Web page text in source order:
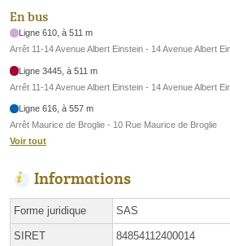
En bus
Ligne 610, à 511 m
Arrêt 11-14 Avenue Albert Einstein - 14 Avenue Albert
Ligne 3445, à 511 m
Arrêt 11-14 Avenue Albert Einstein - 14 Avenue Albert
Ligne 616, à 557 m
Arrêt Maurice de Broglie - 10 Rue Maurice de Broglie
Voir tout
Informations
Forme juridique SAS
SIRET 84854112400014